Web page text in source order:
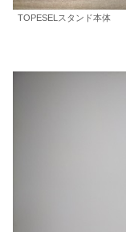
TOPESELスタンド本体